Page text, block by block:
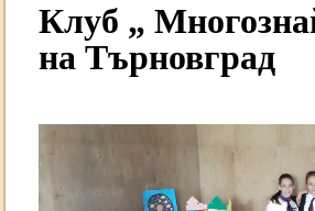
Клуб „
на Търновград